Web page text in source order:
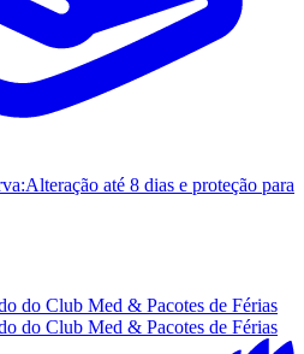
Alteração até 8 dias e proteção para
do Club Med & Pacotes de Férias
do Club Med & Pacotes de Férias